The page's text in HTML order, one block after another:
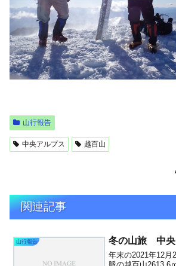
山行報告
中央アルプス 越百山
関連記事
山行報告 冬の山旅 中
年末の2021年12月